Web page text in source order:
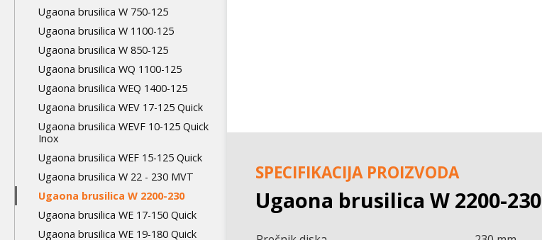
SPECIFIKACIJA PROIZVODA
Ugaona brusilica W 2200-230
Ugaona brusilica W 750-125
Ugaona brusilica W 1100-125
Ugaona brusilica W 850-125
Ugaona brusilica WQ 1100-125
Ugaona brusilica WEQ 1400-125
Ugaona brusilica WEV 17-125 Quick
Ugaona brusilica WEVF 10-125 Quick
Inox
Ugaona brusilica WEF 15-125 Quick
Ugaona brusilica W 22 - 230 MVT
Ugaona brusilica W 2200-230
Ugaona brusilica WE 17-150 Quick
Ugaona brusilica WE 19-180 Quick